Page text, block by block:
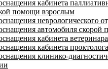
кабинета
помощи взрослым
неврологического
автомобиля скорой
кабинета ветеринара
кабинета проктолога
клинико-